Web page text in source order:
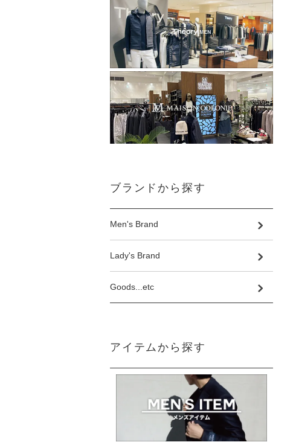
ブランドから探す
Men's Brand
Lady's Brand
Goods...etc
アイテムから探す